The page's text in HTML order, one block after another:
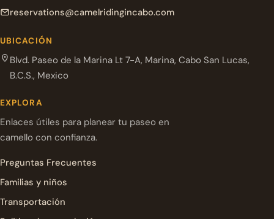
reservations@camelridingincabo.com
UBICACIÓN
Blvd. Paseo de la Marina Lt 7-A, Marina, Cabo San Lucas,
B.C.S., Mexico
EXPLORA
Enlaces útiles para planear tu paseo en
camello con confianza.
Preguntas Frecuentes
Familias y niños
Transportación